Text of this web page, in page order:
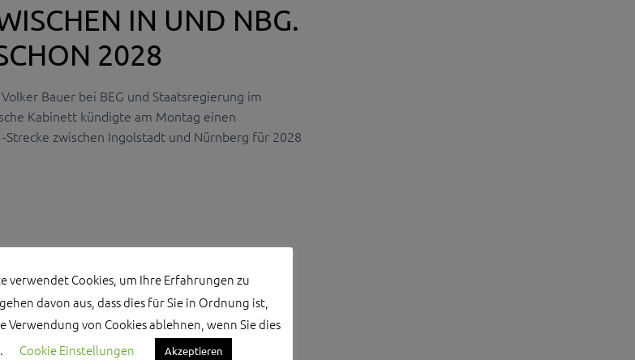
IN UND NBG.
2028
Bauer bei BEG und Staatsregierung im
Kabinett kündigte am Montag einen
-Strecke zwischen Ingolstadt und Nürnberg für 2028
verwendet Cookies, um Ihre Erfahrungen zu
davon aus, dass dies für Sie in Ordnung ist,
Verwendung von Cookies ablehnen, wenn Sie dies
Cookie Einstellungen Akzeptieren